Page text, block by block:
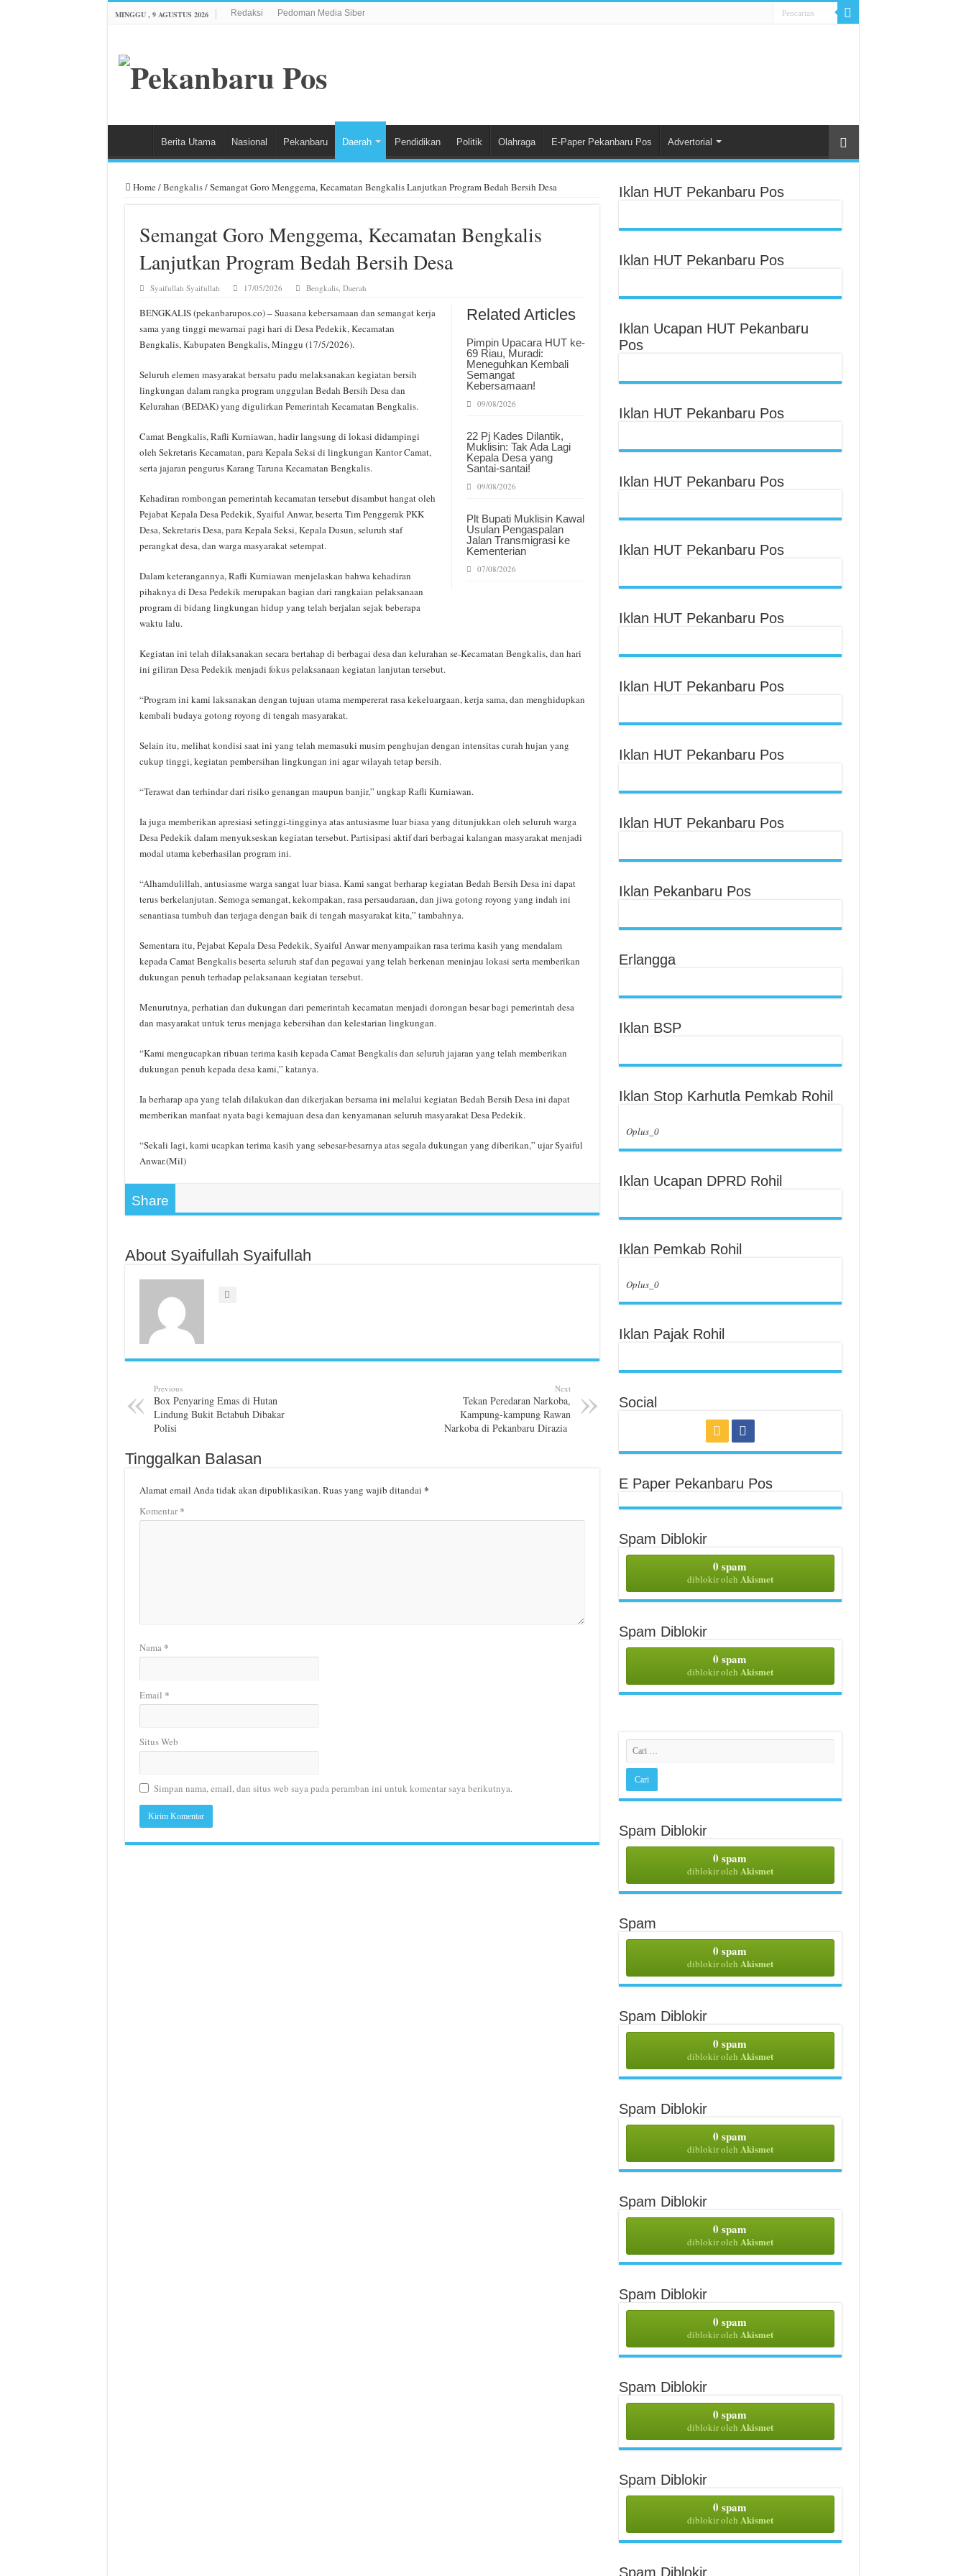
MINGGU , 9 AGUSTUS 2026 Redaksi Pedoman Media Siber
Berita Utama Nasional Pekanbaru Daerah Pendidikan Politik Olahraga E-Paper Pekanbaru Pos Advertorial
Home /Bengkalis/Semangat Goro Menggema, Kecamatan Bengkalis Lanjutkan Program Bedah Bersih Desa
Semangat Goro Menggema, Kecamatan Bengkalis
Lanjutkan Program Bedah Bersih Desa
Syaifullah Syaifullah 17/05/2026 Bengkalis, Daerah
Related Articles
Pimpin Upacara HUT ke-
69 Riau, Muradi:
Meneguhkan Kembali
Semangat
Kebersamaan!
09/08/2026
22 Pj Kades Dilantik,
Muklisin: Tak Ada Lagi
Kepala Desa yang
Santai-santai!
09/08/2026
Plt Bupati Muklisin Kawal
Usulan Pengaspalan
Jalan Transmigrasi ke
Kementerian
07/08/2026
BENGKALIS (pekanbarupos.co) – Suasana kebersamaan dan semangat kerja
sama yang tinggi mewarnai pagi hari di Desa Pedekik, Kecamatan
Bengkalis, Kabupaten Bengkalis, Minggu (17/5/2026).
Seluruh elemen masyarakat bersatu padu melaksanakan kegiatan bersih
lingkungan dalam rangka program unggulan Bedah Bersih Desa dan
Kelurahan (BEDAK) yang digulirkan Pemerintah Kecamatan Bengkalis.
Camat Bengkalis, Rafli Kurniawan, hadir langsung di lokasi didampingi
oleh Sekretaris Kecamatan, para Kepala Seksi di lingkungan Kantor Camat,
serta jajaran pengurus Karang Taruna Kecamatan Bengkalis.
Kehadiran rombongan pemerintah kecamatan tersebut disambut hangat oleh
Pejabat Kepala Desa Pedekik, Syaiful Anwar, beserta Tim Penggerak PKK
Desa, Sekretaris Desa, para Kepala Seksi, Kepala Dusun, seluruh staf
perangkat desa, dan warga masyarakat setempat.
Dalam keterangannya, Rafli Kurniawan menjelaskan bahwa kehadiran
pihaknya di Desa Pedekik merupakan bagian dari rangkaian pelaksanaan
program di bidang lingkungan hidup yang telah berjalan sejak beberapa
waktu lalu.
Kegiatan ini telah dilaksanakan secara bertahap di berbagai desa dan kelurahan se-Kecamatan Bengkalis, dan hari
ini giliran Desa Pedekik menjadi fokus pelaksanaan kegiatan lanjutan tersebut.
“Program ini kami laksanakan dengan tujuan utama mempererat rasa kekeluargaan, kerja sama, dan menghidupkan
kembali budaya gotong royong di tengah masyarakat.
Selain itu, melihat kondisi saat ini yang telah memasuki musim penghujan dengan intensitas curah hujan yang
cukup tinggi, kegiatan pembersihan lingkungan ini agar wilayah tetap bersih.
“Terawat dan terhindar dari risiko genangan maupun banjir,” ungkap Rafli Kurniawan.
Ia juga memberikan apresiasi setinggi-tingginya atas antusiasme luar biasa yang ditunjukkan oleh seluruh warga
Desa Pedekik dalam menyukseskan kegiatan tersebut. Partisipasi aktif dari berbagai kalangan masyarakat menjadi
modal utama keberhasilan program ini.
“Alhamdulillah, antusiasme warga sangat luar biasa. Kami sangat berharap kegiatan Bedah Bersih Desa ini dapat
terus berkelanjutan. Semoga semangat, kekompakan, rasa persaudaraan, dan jiwa gotong royong yang indah ini
senantiasa tumbuh dan terjaga dengan baik di tengah masyarakat kita,” tambahnya.
Sementara itu, Pejabat Kepala Desa Pedekik, Syaiful Anwar menyampaikan rasa terima kasih yang mendalam
kepada Camat Bengkalis beserta seluruh staf dan pegawai yang telah berkenan meninjau lokasi serta memberikan
dukungan penuh terhadap pelaksanaan kegiatan tersebut.
Menurutnya, perhatian dan dukungan dari pemerintah kecamatan menjadi dorongan besar bagi pemerintah desa
dan masyarakat untuk terus menjaga kebersihan dan kelestarian lingkungan.
“Kami mengucapkan ribuan terima kasih kepada Camat Bengkalis dan seluruh jajaran yang telah memberikan
dukungan penuh kepada desa kami,” katanya.
Ia berharap apa yang telah dilakukan dan dikerjakan bersama ini melalui kegiatan Bedah Bersih Desa ini dapat
memberikan manfaat nyata bagi kemajuan desa dan kenyamanan seluruh masyarakat Desa Pedekik.
“Sekali lagi, kami ucapkan terima kasih yang sebesar-besarnya atas segala dukungan yang diberikan,” ujar Syaiful
Anwar.(Mil)
Share
About Syaifullah Syaifullah
Previous
Box Penyaring Emas di Hutan
Lindung Bukit Betabuh Dibakar
Polisi
Next
Tekan Peredaran Narkoba,
Kampung-kampung Rawan
Narkoba di Pekanbaru Dirazia
Tinggalkan Balasan
Alamat email Anda tidak akan dipublikasikan.Ruas yang wajib ditandai *
Komentar*
Nama *
Email *
Situs Web
Simpan nama, email, dan situs web saya pada peramban ini untuk komentar saya berikutnya.
Iklan HUT Pekanbaru Pos
Iklan HUT Pekanbaru Pos
Iklan Ucapan HUT Pekanbaru
Pos
Iklan HUT Pekanbaru Pos
Iklan HUT Pekanbaru Pos
Iklan HUT Pekanbaru Pos
Iklan HUT Pekanbaru Pos
Iklan HUT Pekanbaru Pos
Iklan HUT Pekanbaru Pos
Iklan HUT Pekanbaru Pos
Iklan Pekanbaru Pos
Erlangga
Iklan BSP
Iklan Stop Karhutla Pemkab Rohil
Oplus_0
Iklan Ucapan DPRD Rohil
Iklan Pemkab Rohil
Oplus_0
Iklan Pajak Rohil
Social
E Paper Pekanbaru Pos
Spam Diblokir
0 spam
diblokir oleh Akismet
Spam Diblokir
0 spam
diblokir oleh Akismet
Spam Diblokir
0 spam
diblokir oleh Akismet
Spam
0 spam
diblokir oleh Akismet
Spam Diblokir
0 spam
diblokir oleh Akismet
Spam Diblokir
0 spam
diblokir oleh Akismet
Spam Diblokir
0 spam
diblokir oleh Akismet
Spam Diblokir
0 spam
diblokir oleh Akismet
Spam Diblokir
0 spam
diblokir oleh Akismet
Spam Diblokir
0 spam
diblokir oleh Akismet
Spam Diblokir